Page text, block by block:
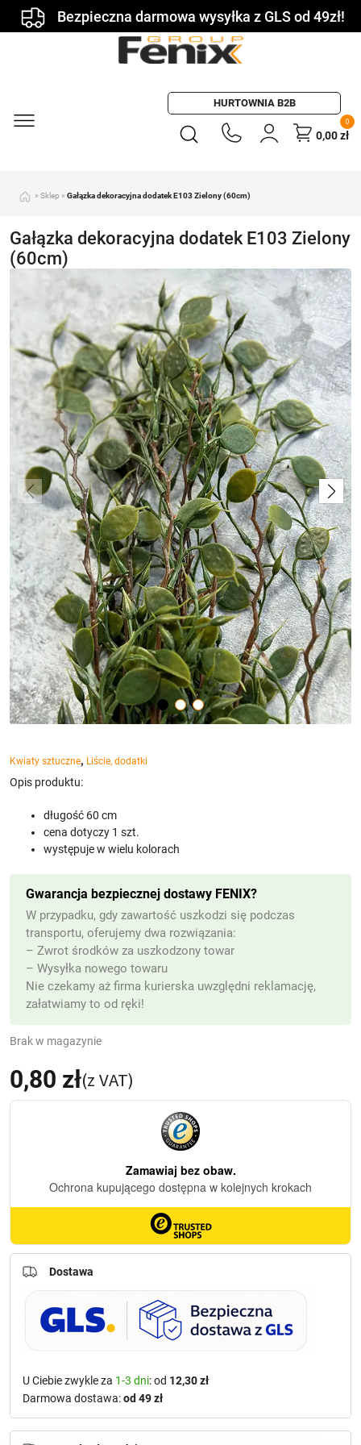
Bezpieczna darmowa wysyłka z GLS od 49zł!
HURTOWNIA B2B
0
0,00zł
» Sklep » Gałązka dekoracyjna dodatek E103 Zielony (60cm)
Gałązka dekoracyjna dodatek E103 Zielony
(60cm)
Kwiaty sztuczne, Liście, dodatki
0,80 zł(z VAT)
Opis produktu:
długość 60 cm
cena dotyczy 1 szt.
występuje w wielu kolorach
Brak w magazynie
Gwarancja bezpiecznej dostawy FENIX?
W przypadku, gdy zawartość uszkodzi się podczas
transportu, oferujemy dwa rozwiązania:
– Zwrot środków za uszkodzony towar
– Wysyłka nowego towaru
Nie czekamy aż firma kurierska uwzględni reklamację,
załatwiamy to od ręki!
Dostawa
U Ciebie zwykle za 1-3 dni: od 12,30 zł
Darmowa dostawa:od 49 zł